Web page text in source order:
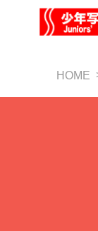
HOME